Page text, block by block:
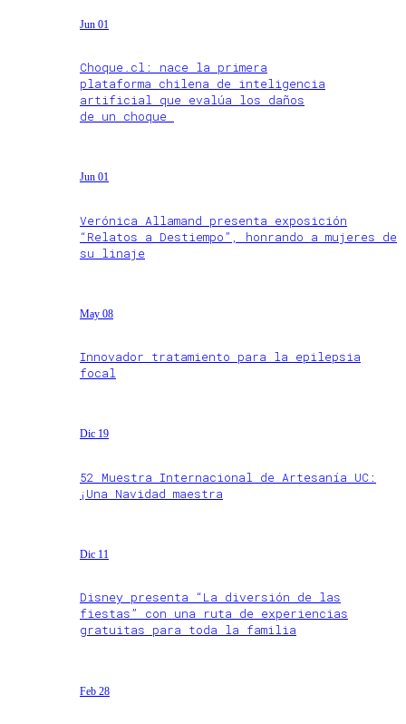
Jun 01
Choque.cl: nace la primera
plataforma chilena de inteligencia
artificial que evalúa los daños
de un choque
Jun 01
Verónica Allamand presenta exposición
“Relatos a Destiempo”, honrando a mujeres de
su linaje
May 08
Innovador tratamiento para la epilepsia
focal
Dic 19
52 Muestra Internacional de Artesanía UC:
¡Una Navidad maestra
Dic 11
Disney presenta “La diversión de las
fiestas” con una ruta de experiencias
gratuitas para toda la familia
Feb 28